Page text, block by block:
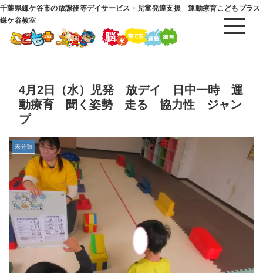
千葉県鎌ケ谷市の放課後等デイサービス・児童発達支援 運動療育こどもプラス
鎌ケ谷教室
4月2日（水）児発 放デイ 日中一時 運
動療育 聞く姿勢 走る 協力性 ジャン
プ
未分類